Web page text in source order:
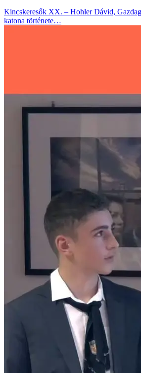
Kincskeresők XX. – Hohler Dávid,
katona története…